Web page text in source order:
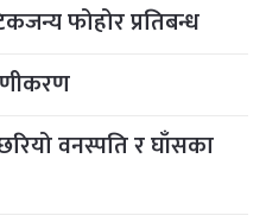
फोहोर प्रतिबन्ध
छरियो वनस्पति र घाँसका